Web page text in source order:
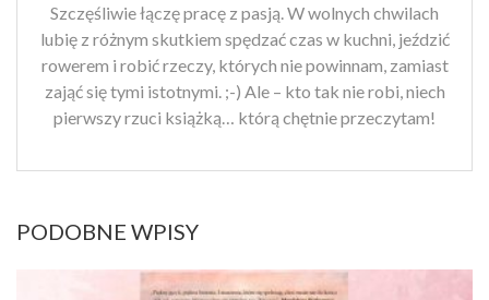
Szczęśliwie łączę pracę z pasją. W wolnych chwilach
lubię z różnym skutkiem spędzać czas w kuchni, jeździć
rowerem i robić rzeczy, których nie powinnam, zamiast
zająć się tymi istotnymi. ;-) Ale – kto tak nie robi, niech
pierwszy rzuci książką… którą chętnie przeczytam!
PODOBNE WPISY